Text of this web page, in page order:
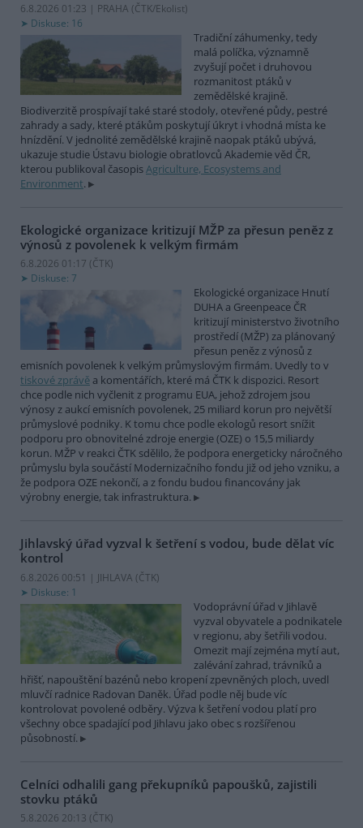
6.8.2026 01:23 | PRAHA (ČTK/Ekolist)
Diskuse: 16
Tradiční záhumenky, tedy
malá políčka, významně
zvyšují počet i druhovou
rozmanitost ptáků v
zemědělské krajině.
Biodiverzitě prospívají také staré stodoly, otevřené půdy, pestré
zahrady a sady, které ptákům poskytují úkryt i vhodná místa ke
hnízdění. V jednolité zemědělské krajině naopak ptáků ubývá,
ukazuje studie Ústavu biologie obratlovců Akademie věd ČR,
kterou publikoval časopisAgriculture, Ecosystems and
Environment.
Ekologické organizace kritizují MŽP za přesun peněz z
výnosů z povolenek k velkým firmám
6.8.2026 01:17 (ČTK)
Diskuse: 7
Ekologické organizace Hnutí
DUHA a Greenpeace ČR
kritizují ministerstvo životního
prostředí (MŽP) za plánovaný
přesun peněz z výnosů z
emisních povolenek k velkým průmyslovým firmám. Uvedly to v
tiskové zprávě a komentářích, které má ČTK k dispozici. Resort
chce podle nich vyčlenit z programu EUA, jehož zdrojem jsou
výnosy z aukcí emisních povolenek, 25 miliard korun pro největší
průmyslové podniky. K tomu chce podle ekologů resort snížit
podporu pro obnovitelné zdroje energie (OZE) o 15,5 miliardy
korun. MŽP v reakci ČTK sdělilo, že podpora energeticky náročného
průmyslu byla součástí Modernizačního fondu již od jeho vzniku, a
že podpora OZE nekončí, a z fondu budou financovány jak
výrobny energie, tak infrastruktura.
Jihlavský úřad vyzval k šetření s vodou, bude dělat víc
kontrol
6.8.2026 00:51 | JIHLAVA (ČTK)
Diskuse: 1
Vodoprávní úřad v Jihlavě
vyzval obyvatele a podnikatele
v regionu, aby šetřili vodou.
Omezit mají zejména mytí aut,
zalévání zahrad, trávníků a
hřišť, napouštění bazénů nebo kropení zpevněných ploch, uvedl
mluvčí radnice Radovan Daněk. Úřad podle něj bude víc
kontrolovat povolené odběry. Výzva k šetření vodou platí pro
všechny obce spadající pod Jihlavu jako obec s rozšířenou
působností.
Celníci odhalili gang překupníků papoušků, zajistili
stovku ptáků
5.8.2026 20:13 (ČTK)